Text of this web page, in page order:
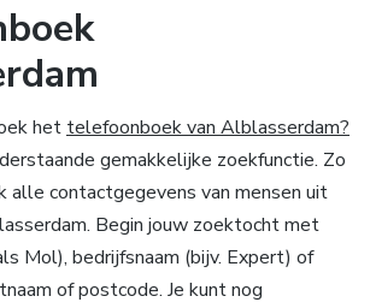
het telefoonboek van Alblasserdam?
gemakkelijke zoekfunctie. Zo
alle contactgegevens van mensen uit
Begin jouw zoektocht met
Mol), bedrijfsnaam (bijv. Expert) of
of postcode. Je kunt nog